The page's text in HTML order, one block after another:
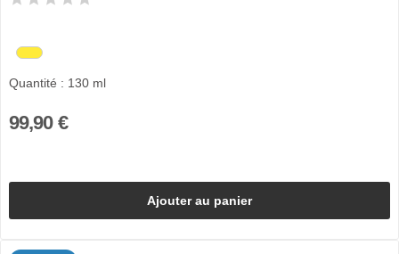
Quantité : 130 ml
99,90 €
Ajouter au panier